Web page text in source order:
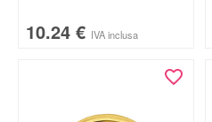
10.24 € IVA inclusa